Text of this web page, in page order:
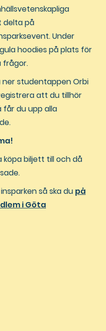
delta på
Under
hoodies på plats för
frågor.
studentappen Orbi
att du tillhör
får du upp alla
köpa biljett till och då
så ska du på
i Göta